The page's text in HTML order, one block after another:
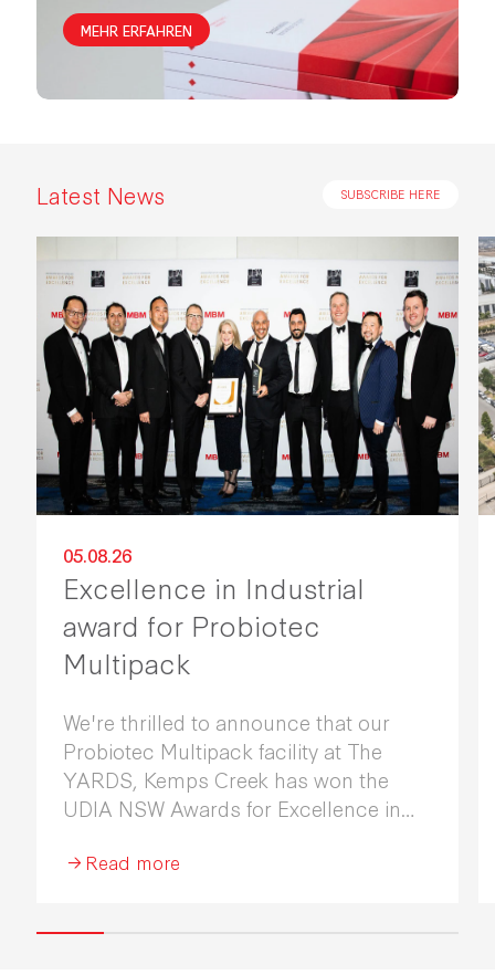
MEHR ERFAHREN
Latest News SUBSCRIBE HERE
05.08.26
Excellence in Industrial
award for Probiotec
Multipack
We're thrilled to announce that our
Probiotec Multipack facility at The
YARDS, Kemps Creek has won the
UDIA NSW Awards for Excellence in
Read more